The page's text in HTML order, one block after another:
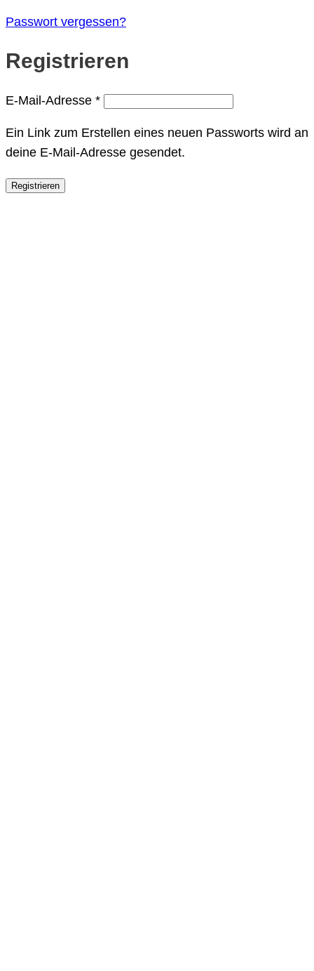
Passwort vergessen?
Registrieren
E-Mail-Adresse *Erforderlich
Ein Link zum Erstellen eines neuen Passworts wird an
deine E-Mail-Adresse gesendet.
Registrieren